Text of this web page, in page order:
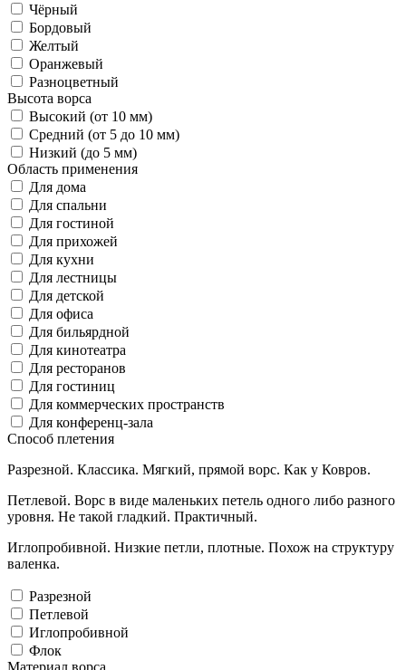
Чёрный
Бордовый
Желтый
Оранжевый
Разноцветный
Высота ворса
Высокий (от 10 мм)
Средний (от 5 до 10 мм)
Низкий (до 5 мм)
Область применения
Для дома
Для спальни
Для гостиной
Для прихожей
Для кухни
Для лестницы
Для детской
Для офиса
Для бильярдной
Для кинотеатра
Для ресторанов
Для гостиниц
Для коммерческих пространств
Для конференц-зала
Способ плетения
Разрезной. Классика. Мягкий, прямой ворс. Как у Ковров.
Петлевой. Ворс в виде маленьких петель одного либо разного
уровня. Не такой гладкий. Практичный.
Иглопробивной. Низкие петли, плотные. Похож на структуру
валенка.
Разрезной
Петлевой
Иглопробивной
Флок
Материал ворса